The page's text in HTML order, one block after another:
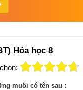
Hóa học 8
muối có tên sau :